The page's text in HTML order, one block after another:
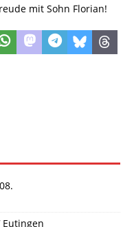
mit Sohn Florian!
Eutingen